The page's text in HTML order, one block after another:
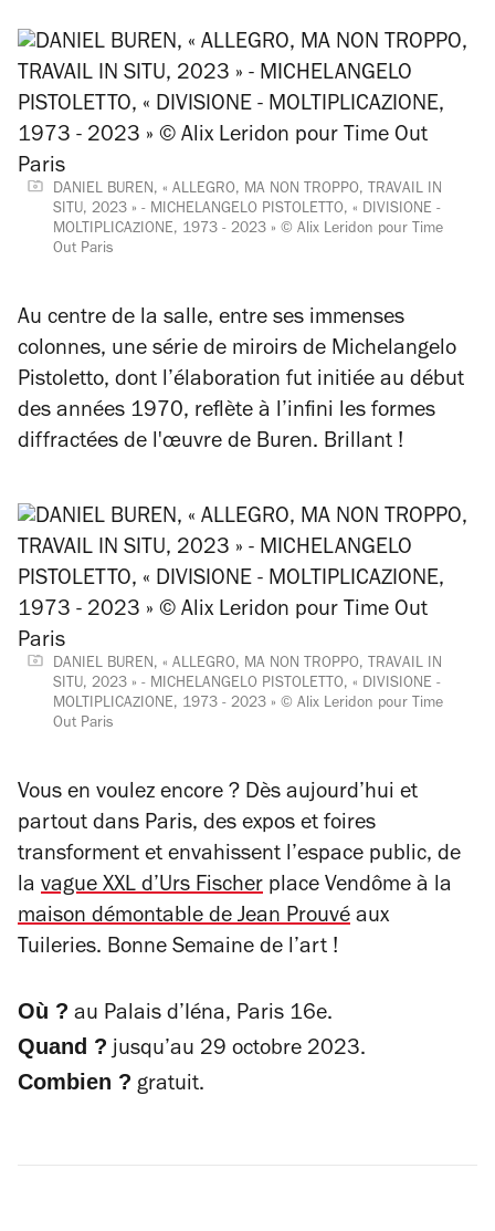
DANIEL BUREN, « ALLEGRO, MA NON TROPPO, TRAVAIL IN
SITU, 2023 » - MICHELANGELO PISTOLETTO, « DIVISIONE -
MOLTIPLICAZIONE, 1973 - 2023 » © Alix Leridon pour Time
Out Paris
Au centre de la salle, entre ses immenses
colonnes, une série de miroirs de Michelangelo
Pistoletto, dont l’élaboration fut initiée au début
des années 1970, reflète à l’infini les formes
diffractées de l'œuvre de Buren. Brillant !
DANIEL BUREN, « ALLEGRO, MA NON TROPPO, TRAVAIL IN
SITU, 2023 » - MICHELANGELO PISTOLETTO, « DIVISIONE -
MOLTIPLICAZIONE, 1973 - 2023 » © Alix Leridon pour Time
Out Paris
Vous en voulez encore ? Dès aujourd’hui et
partout dans Paris, des expos et foires
transforment et envahissent l’espace public, de
la vague XXL d’Urs Fischer place Vendôme à la
maison démontable de Jean Prouvé aux
Tuileries. Bonne Semaine de l’art !
Où ? au Palais d’Iéna, Paris 16e.
Quand ? jusqu’au 29 octobre 2023.
Combien ? gratuit.